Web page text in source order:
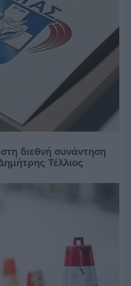
διεθνή συνάντηση
Τέλλιος